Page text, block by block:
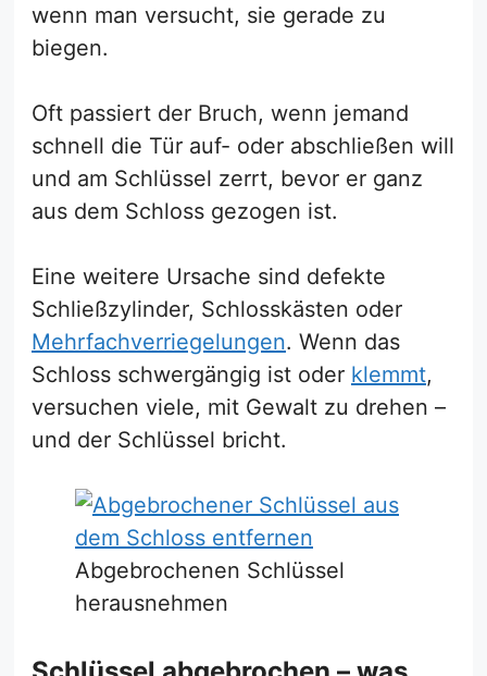
wenn man versucht, sie gerade zu
biegen.
Oft passiert der Bruch, wenn jemand
schnell die Tür auf- oder abschließen will
und am Schlüssel zerrt, bevor er ganz
aus dem Schloss gezogen ist.
Eine weitere Ursache sind defekte
Schließzylinder, Schlosskästen oder
Mehrfachverriegelungen. Wenn das
Schloss schwergängig ist oder klemmt,
versuchen viele, mit Gewalt zu drehen –
und der Schlüssel bricht.
Abgebrochenen Schlüssel
herausnehmen